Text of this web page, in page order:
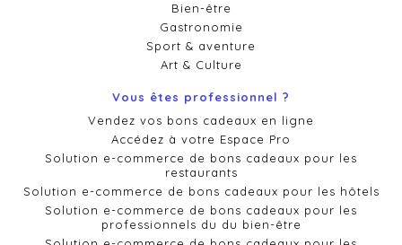
Bien-être
Gastronomie
Sport & aventure
Art & Culture
Vous êtes professionnel ?
Vendez vos bons cadeaux en ligne
Accédez à votre Espace Pro
Solution e-commerce de bons cadeaux pour les
restaurants
Solution e-commerce de bons cadeaux pour les hôtels
Solution e-commerce de bons cadeaux pour les
professionnels du du bien-être